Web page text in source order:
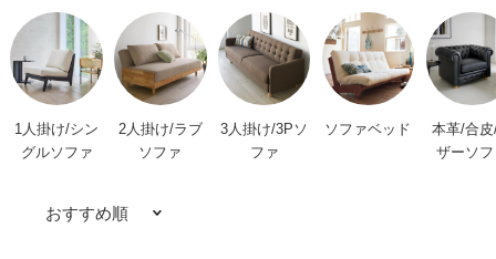
1人掛け/シン
グルソファ
2人掛け/ラブ
ソファ
3人掛け/3Pソ
ファ
ソファベッド
本革/合
ザーソ
おすすめ順